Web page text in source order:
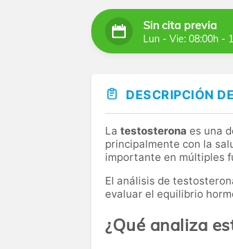
Sin cita previa
Lun - Vie: 08:00h -
DESCRIPCIÓN
La testosterona es una
principalmente con la
importante en múltiples
El análisis de
evaluar el equilibrio
¿Qué analiza